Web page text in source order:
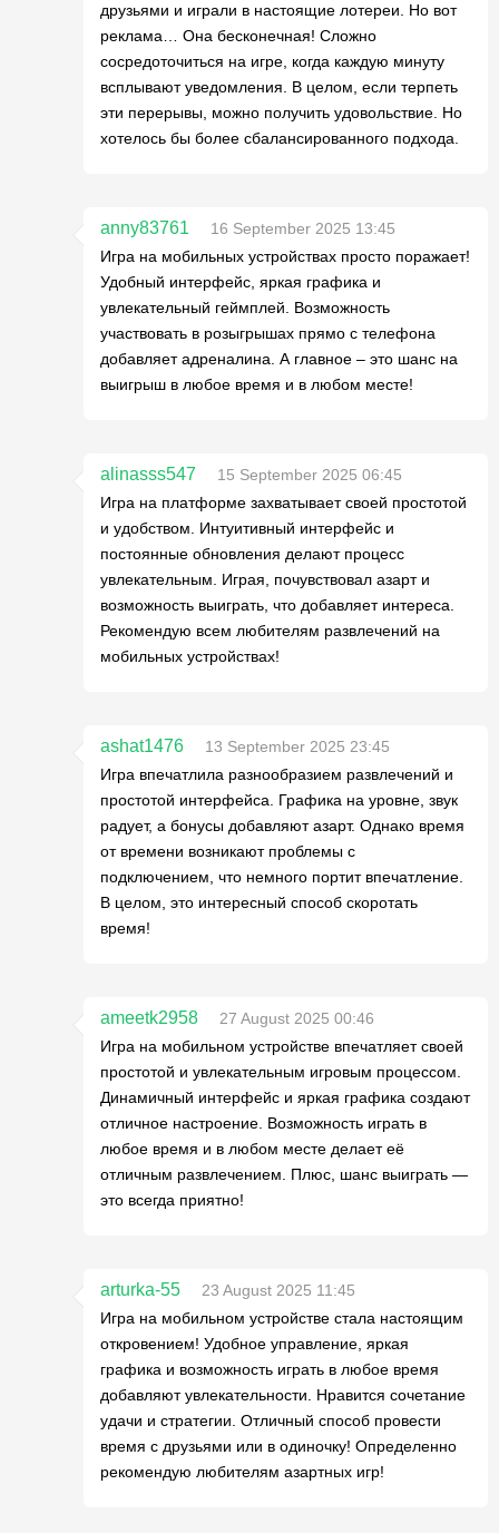
друзьями и играли в настоящие лотереи. Но вот
реклама… Она бесконечная! Сложно
сосредоточиться на игре, когда каждую минуту
всплывают уведомления. В целом, если терпеть
эти перерывы, можно получить удовольствие. Но
хотелось бы более сбалансированного подхода.
anny83761
16 September 2025 13:45
Игра на мобильных устройствах просто поражает!
Удобный интерфейс, яркая графика и
увлекательный геймплей. Возможность
участвовать в розыгрышах прямо с телефона
добавляет адреналина. А главное – это шанс на
выигрыш в любое время и в любом месте!
alinasss547
15 September 2025 06:45
Игра на платформе захватывает своей простотой
и удобством. Интуитивный интерфейс и
постоянные обновления делают процесс
увлекательным. Играя, почувствовал азарт и
возможность выиграть, что добавляет интереса.
Рекомендую всем любителям развлечений на
мобильных устройствах!
ashat1476
13 September 2025 23:45
Игра впечатлила разнообразием развлечений и
простотой интерфейса. Графика на уровне, звук
радует, а бонусы добавляют азарт. Однако время
от времени возникают проблемы с
подключением, что немного портит впечатление.
В целом, это интересный способ скоротать
время!
ameetk2958
27 August 2025 00:46
Игра на мобильном устройстве впечатляет своей
простотой и увлекательным игровым процессом.
Динамичный интерфейс и яркая графика создают
отличное настроение. Возможность играть в
любое время и в любом месте делает её
отличным развлечением. Плюс, шанс выиграть —
это всегда приятно!
arturka-55
23 August 2025 11:45
Игра на мобильном устройстве стала настоящим
откровением! Удобное управление, яркая
графика и возможность играть в любое время
добавляют увлекательности. Нравится сочетание
удачи и стратегии. Отличный способ провести
время с друзьями или в одиночку! Определенно
рекомендую любителям азартных игр!